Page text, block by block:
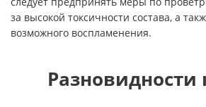
за высокой токсичности состава, а
возможного воспламенения.
Разновидности